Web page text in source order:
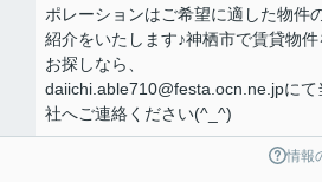
ポレーションはご希望に適した物件
紹介をいたします♪神栖市で賃貸物件
お探しなら、
daiichi.able710@festa.ocn.ne.jpにて
社へご連絡ください(^_^)
情報